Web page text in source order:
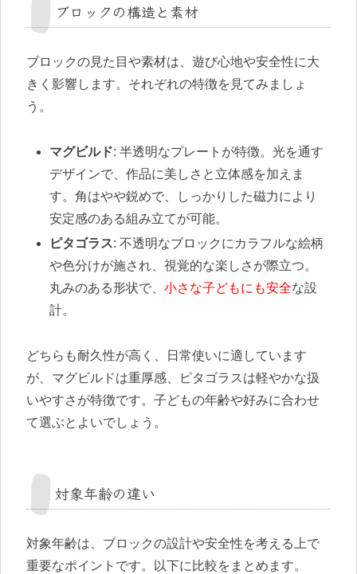
ブロックの構造と素材
ブロックの見た目や素材は、遊び心地や安全性に大
きく影響します。それぞれの特徴を見てみましょ
う。
マグビルド: 半透明なプレートが特徴。光を通す
デザインで、作品に美しさと立体感を加えま
す。角はやや鋭めで、しっかりした磁力により
安定感のある組み立てが可能。
ピタゴラス: 不透明なブロックにカラフルな絵柄
や色分けが施され、視覚的な楽しさが際立つ。
丸みのある形状で、小さな子どもにも安全な設
計。
どちらも耐久性が高く、日常使いに適しています
が、マグビルドは重厚感、ピタゴラスは軽やかな扱
いやすさが特徴です。子どもの年齢や好みに合わせ
て選ぶとよいでしょう。
対象年齢の違い
対象年齢は、ブロックの設計や安全性を考える上で
重要なポイントです。以下に比較をまとめます。